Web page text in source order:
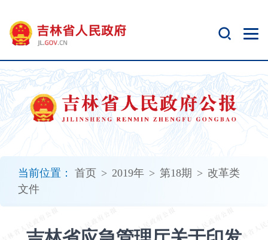
当前位置： 首页 > 2019年 > 第18期 > 改革类
文件
开
无
障
碍
说
明
加